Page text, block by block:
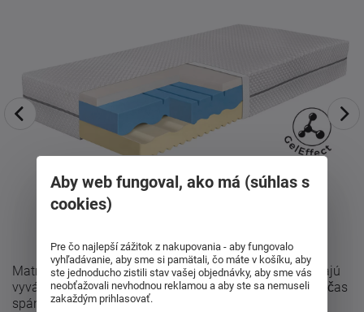
Matrac Synora 24 je navrhnutý pre všetkých, ktorí hľadajú
vyvážené spojenie pohodlia, opory a príjemnej klímy počas
spánku. Vďaka modernej ...
Aby web fungoval, ako má (súhlas s
cookies)
Pre čo najlepší zážitok z nakupovania - aby fungovalo
vyhľadávanie, aby sme si pamätali, čo máte v košíku, aby
ste jednoducho zistili stav vašej objednávky, aby sme vás
neobťažovali nevhodnou reklamou a aby ste sa nemuseli
zakaždým prihlasovať.